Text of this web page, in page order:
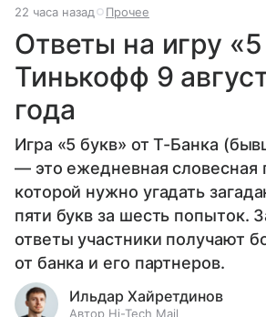
22 часа назад Прочее
Ответы на игру
Тинькофф 9
года
Игра «5 букв» от Т-Банка
— это ежедневная словесная
которой нужно угадать
пяти букв за шесть попыток.
ответы участники получают
от банка и его партнеров.
Ильдар Хайретдинов
Автор Hi-Tech Mail